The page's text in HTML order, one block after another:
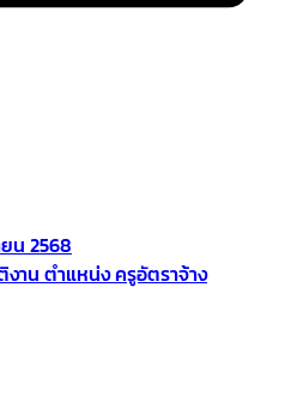
น 2568
าน ตำแหน่ง ครูอัตราจ้าง